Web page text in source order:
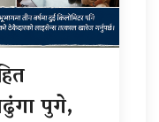
पुगे,